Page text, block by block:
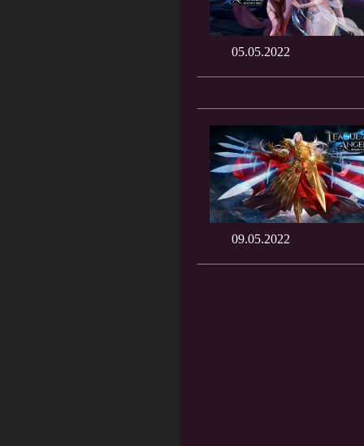
05.05.2022
09.05.2022